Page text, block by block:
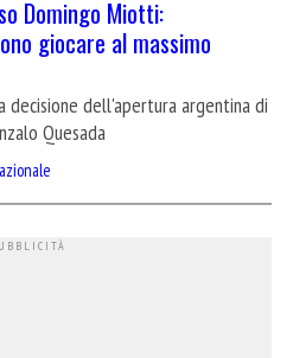
Domingo Miotti:
giocare al massimo
decisione dell'apertura argentina di
Quesada